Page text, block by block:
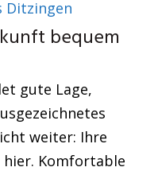
Ditzingen
bequem
gute Lage,
weiter: Ihre
Komfortable